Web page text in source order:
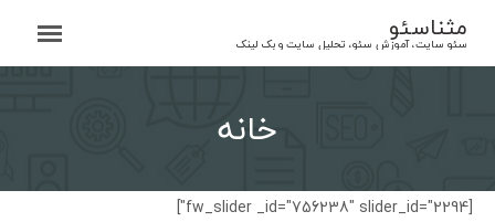
content
مثناسئو
سئو سایت، آموزش سئو، تحلیل سایت و بک لینک
خانه
[fw_slider _id="756238" slider_id="2294"]